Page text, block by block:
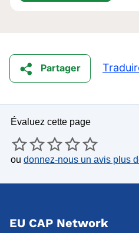
Partager
Évaluez cette page
ou donnez-nous un avis plus
EU CAP Network